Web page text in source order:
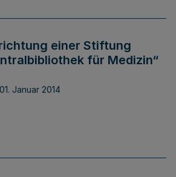
einer Stiftung
für Medizin“
Januar 2014